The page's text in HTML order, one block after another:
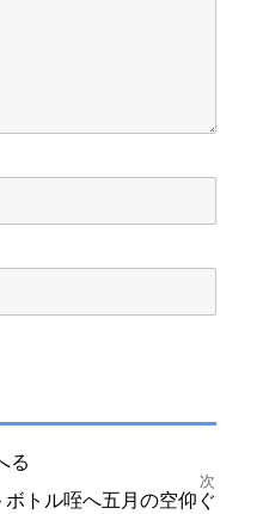
る
次
ボトル咥へ五月の空仰ぐ